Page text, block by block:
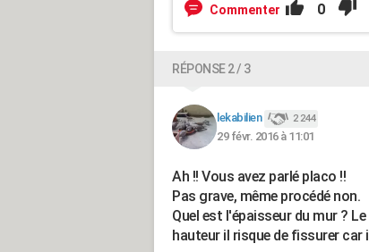
Commenter 0
RÉPONSE 2 / 3
lekabilien 2 244
29 févr. 2016 à 11:01
Ah !! Vous avez parlé placo !!
Pas grave, même procédé non.
Quel est l'épaisseur du mur ?
hauteur il risque de fissurer car